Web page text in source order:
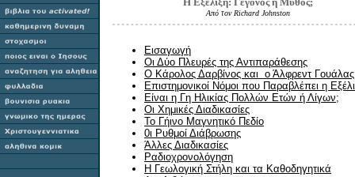
Από τονRichard Johnston
Εισαγωγή
Οι Δύο Πλευρές της Αντιπαράθεσης
Ο Κάρολος Δαρβίνος και ο Άλφρεντ Γουάλας
Επιστημονικοί Νόμοι που Παραβλέπει η
Είναι η Γη Ηλικίας Πολλών Ετών ή Λίγων;
Οι Χημικές Διαδικασίες
Το Γήινο Μαγνητικό Πεδίο
0ι Ρυθμοί Διάβρωσης
Άλλες Διαδικασίες
Ραδιοχρονολόγηση
Η Γεωλογική Στήλη και τα Καθοδηγητικά